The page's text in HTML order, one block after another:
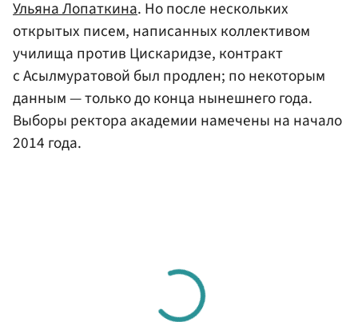
Ульяна Лопаткина. Но после нескольких
открытых писем, написанных коллективом
училища против Цискаридзе, контракт
с Асылмуратовой был продлен; по некоторым
данным — только до конца нынешнего года.
Выборы ректора академии намечены на начало
2014 года.